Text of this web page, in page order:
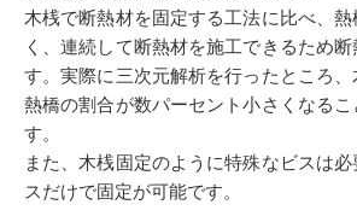
木桟で断熱材を固定する工法に比べ、
く、連続して断熱材を施工できるため
す。実際に三次元解析を行ったところ
熱橋の割合が数パーセント小さくなるこ
す。
また、木桟固定のように特殊なビスは
スだけで固定が可能です。